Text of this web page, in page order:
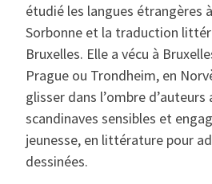
étudié les langues étrangères
Sorbonne et la traduction
Bruxelles. Elle a vécu à
Prague ou Trondheim, en
glisser dans l’ombre
scandinaves sensibles et
jeunesse, en littérature pour
dessinées.